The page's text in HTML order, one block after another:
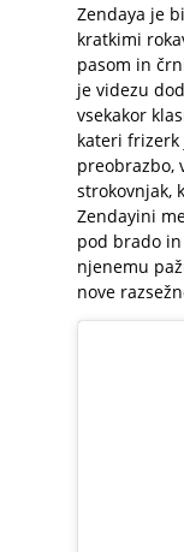
Zendaya je
kratkimi
pasom in
je videzu
vsekakor
kateri frizerk
preobrazbo,
strokovnjak,
Zendayini
pod brado
njenemu
nove